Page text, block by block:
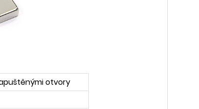
otvory